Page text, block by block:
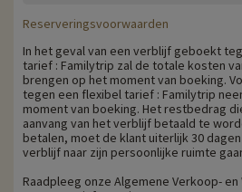
Reserveringsvoorwaarden
In het geval van een verblijf geboekt
tarief : Familytrip zal de totale kosten
brengen op het moment van boeking.
tegen een flexibel tarief : Familytrip
moment van boeking. Het restbedrag
aanvang van het verblijf betaald te
betalen, moet de klant uiterlijk 30
verblijf naar zijn persoonlijke ruimte
Raadpleeg onze Algemene Verkoop-